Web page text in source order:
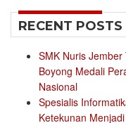
RECENT POSTS
SMK Nuris
Boyong Medali
Nasional
Spesialis
Ketekunan